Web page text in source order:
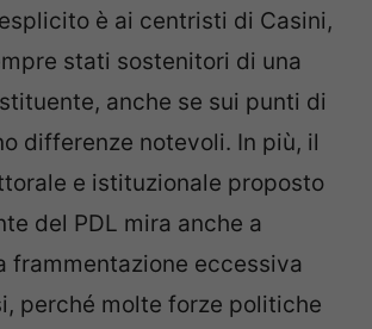
è ai centristi di Casini,
stati sostenitori di una
anche se sui punti di
differenze notevoli. In più, il
e istituzionale proposto
del PDL mira anche a
frammentazione eccessiva
perché molte forze politiche